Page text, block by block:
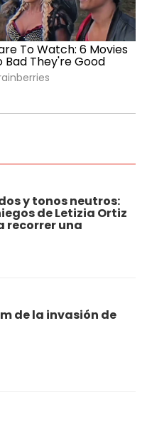
y tonos neutros:
de Letizia Ortiz
recorrer una
de la invasión de